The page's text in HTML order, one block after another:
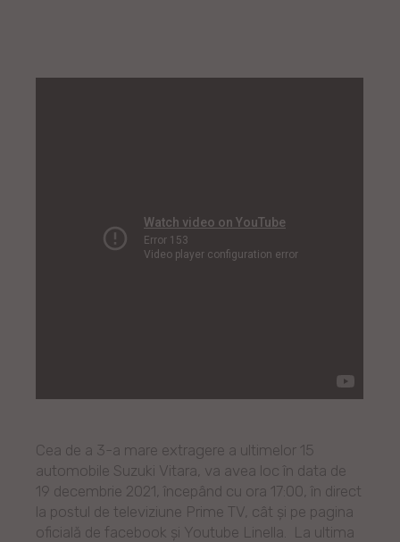
Cea de a 3-a mare extragere a ultimelor 15
automobile Suzuki Vitara, va avea loc în data de
19 decembrie 2021, începând cu ora 17:00, în direct
la postul de televiziune Prime TV, cât și pe pagina
oficială de facebook și Youtube Linella. La ultima